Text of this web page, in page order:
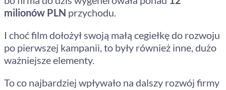
milionów PLN przychodu.
I choć film dołożył swoją małą cegiełkę do rozwoju
po pierwszej kampanii, to były również inne, dużo
ważniejsze elementy.
To co najbardziej wpływało na dalszy rozwój firmy